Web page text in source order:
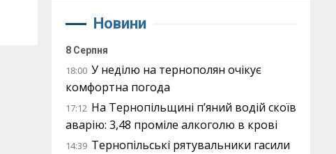
Новини
8 Серпня
18:00 У неділю на тернополян очікує
комфортна погода
17:12 На Тернопільщині п’яний водій скоїв
аварію: 3,48 проміле алкоголю в крові
14:39 Тернопільські рятувальники гасили